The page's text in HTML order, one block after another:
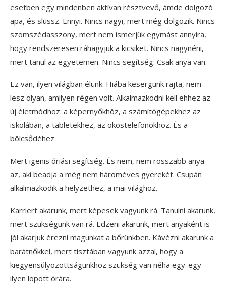
esetben egy mindenben aktívan résztvevő, ámde dolgozó
apa, és slussz. Ennyi. Nincs nagyi, mert még dolgozik. Nincs
szomszédasszony, mert nem ismerjük egymást annyira,
hogy rendszeresen ráhagyjuk a kicsiket. Nincs nagynéni,
mert tanul az egyetemen. Nincs segítség. Csak anya van.
Ez van, ilyen világban élünk. Hiába kesergünk rajta, nem
lesz olyan, amilyen régen volt. Alkalmazkodni kell ehhez az
új életmódhoz: a képernyőkhöz, a számítógépekhez az
iskolában, a tabletekhez, az okostelefonokhoz. És a
bölcsődéhez.
Mert igenis óriási segítség. És nem, nem rosszabb anya
az, aki beadja a még nem hároméves gyerekét. Csupán
alkalmazkodik a helyzethez, a mai világhoz.
Karriert akarunk, mert képesek vagyunk rá. Tanulni akarunk,
mert szükségünk van rá. Edzeni akarunk, mert anyaként is
jól akarjuk érezni magunkat a bőrünkben. Kávézni akarunk a
barátnőkkel, mert tisztában vagyunk azzal, hogy a
kiegyensúlyozottságunkhoz szükség van néha egy-egy
ilyen lopott órára.